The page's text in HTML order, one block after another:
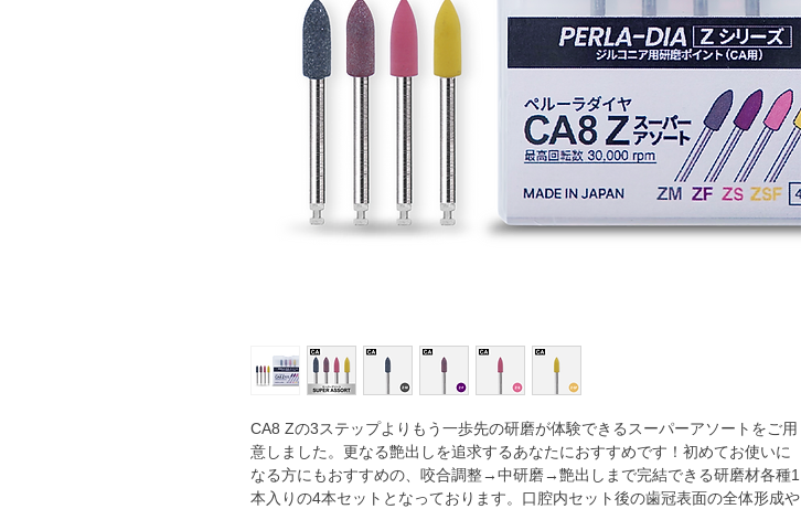
CA8 Zの3ステップよりもう一歩先の研磨が体験できるスーパーアソートをご用
意しました。更なる艶出しを追求するあなたにおすすめです！初めてお使いに
なる方にもおすすめの、咬合調整→中研磨→艶出しまで完結できる研磨材各種1
本入りの4本セットとなっております。口腔内セット後の歯冠表面の全体形成や